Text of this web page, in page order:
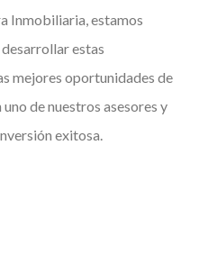
Inmobiliaria, estamos
estas
mejores oportunidades de
de nuestros asesores y
exitosa.